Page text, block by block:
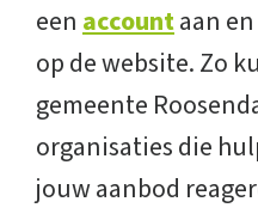
een accountaan
op de website. Zo
gemeente
organisaties die
jouw aanbod